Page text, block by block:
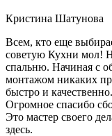
Кристина Шатунова
Всем, кто еще
советую Кухни мол!
спальню. Начиная с
монтажом никаких
быстро и
Огромное спасибо
Это мастер своего
здесь.